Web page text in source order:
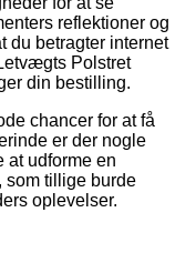
reflektioner og
du betragter internet
Polstret
din bestilling.
chancer for at få
er der nogle
at udforme en
som tillige burde
oplevelser.